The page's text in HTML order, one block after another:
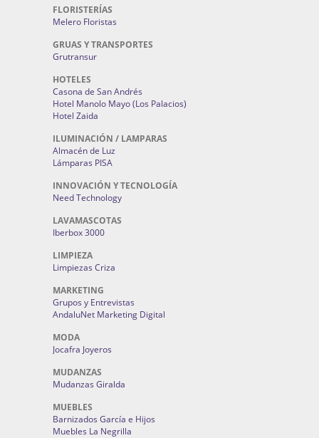
FLORISTERÍAS
Melero Floristas
GRUAS Y TRANSPORTES
Grutransur
HOTELES
Casona de San Andrés
Hotel Manolo Mayo (Los Palacios)
Hotel Zaida
ILUMINACIÓN / LAMPARAS
Almacén de Luz
Lámparas PISA
INNOVACIÓN Y TECNOLOGÍA
Need Technology
LAVAMASCOTAS
Iberbox 3000
LIMPIEZA
Limpiezas Criza
MARKETING
Grupos y Entrevistas
AndaluNet Marketing Digital
MODA
Jocafra Joyeros
MUDANZAS
Mudanzas Giralda
MUEBLES
Barnizados García e Hijos
Muebles La Negrilla